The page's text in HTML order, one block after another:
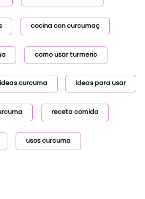
cocina con curcumaç
como usar turmeric
ideas curcuma ideas para usar
receta comida
usos curcuma